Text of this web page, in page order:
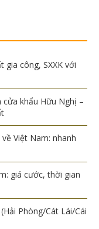
công, SXXK với
khẩu Hữu Nghị –
Việt Nam: nhanh
giá cước, thời gian
Phòng/Cát Lái/Cái